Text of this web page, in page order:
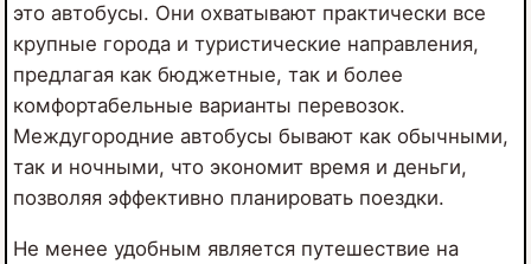
это автобусы. Они охватывают практически все
крупные города и туристические направления,
предлагая как бюджетные, так и более
комфортабельные варианты перевозок.
Междугородние автобусы бывают как обычными,
так и ночными, что экономит время и деньги,
позволяя эффективно планировать поездки.
Не менее удобным является путешествие на